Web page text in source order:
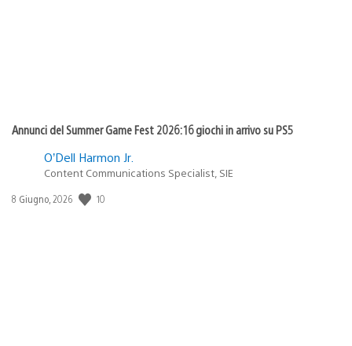
Annunci del Summer Game Fest 2026: 16 giochi in arrivo su PS5
O’Dell Harmon Jr.
Content Communications Specialist, SIE
Data
8 Giugno, 2026 10